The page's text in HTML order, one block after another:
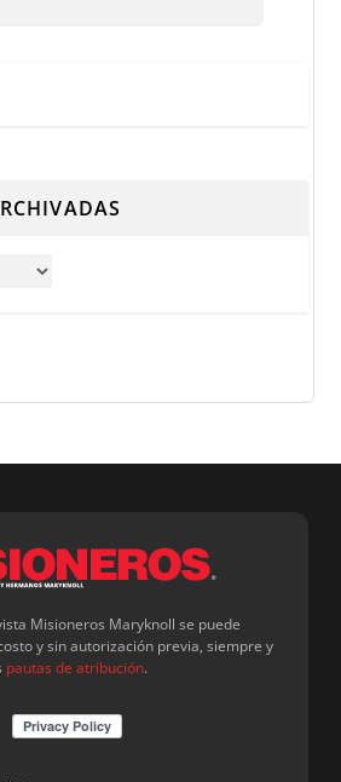
Misioneros Maryknoll se puede
y sin autorización previa, siempre y
pautas de atribución.